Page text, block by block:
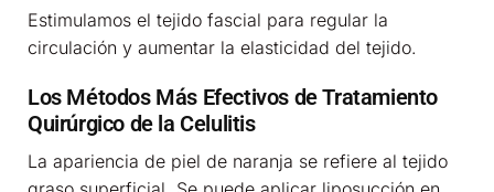
Estimulamos el tejido fascial para regular la
circulación y aumentar la elasticidad del tejido.
Los Métodos Más Efectivos de Tratamiento
Quirúrgico de la Celulitis
La apariencia de piel de naranja se refiere al tejido